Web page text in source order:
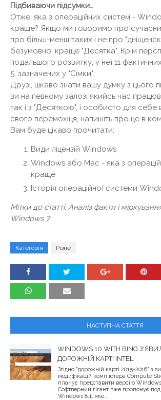
Підбиваючи підсумки…
Отже, яка з операційних систем -
краще? Якщо ми говоримо про
про більш-менш таких і не про
безумовно, краще "Десятка". Крім
подальшого розвитку, у неї 11
5, зазначених у "Сімки".
Друзі, цікаво знати вашу думку з цього
ви на певному залозі якийсь час
так і з "Десяткою", і особисто для себе
свого переможця, напишіть про це в
Вам буде цікаво прочитати:
Види ліцензій Windows
Windows або Mac - яка з
краще
Історія операційної системи
Мітки до статті: Аналіз факти і
Windows 7
Категорія Різне
НАСТУПНА СТАТТЯ
WINDOWS 10 WITH BING
ДОРОЖНІЙ КАРТІ INTEL
Згідно "дорожній карті 2015-2016" з
модифікацій комп'ютера Compute
планує представити версію Windows
Софтверний гігант вже пропонує
Windows 8.1, яке...